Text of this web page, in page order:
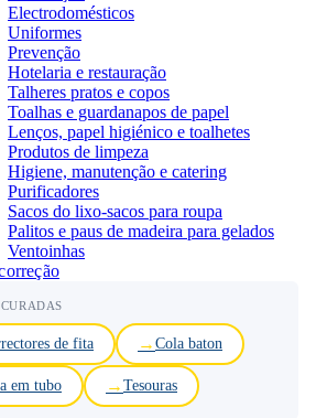
Electrodomésticos
Uniformes
Prevenção
Hotelaria e restauração
Talheres pratos e copos
Toalhas e guardanapos de papel
Lenços, papel higiénico e toalhetes
Produtos de limpeza
Higiene, manutenção e catering
Purificadores
Sacos do lixo-sacos para roupa
Palitos e paus de madeira para gelados
Ventoinhas
de fita Cola baton
em tubo Tesouras